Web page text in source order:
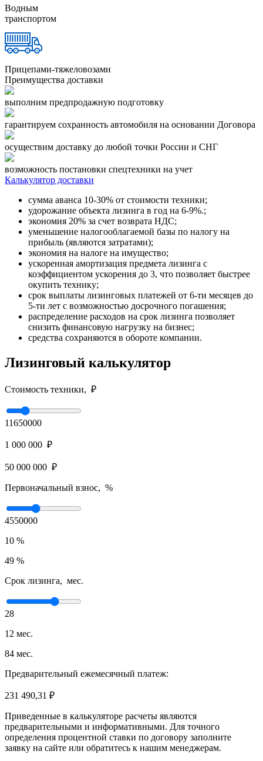
Водным
транспортом
Прицепами-тяжеловозами
Преимущества доставки
выполним предпродажную подготовку
гарантируем сохранность автомобиля на основании Договора
осуществим доставку до любой точки России и СНГ
возможность постановки спецтехники на учет
Калькулятор доставки
сумма аванса 10-30% от стоимости техники;
удорожание объекта лизинга в год на 6-9%.;
экономия 20% за счет возврата НДС;
уменьшение налогооблагаемой базы по налогу на
прибыль (являются затратами);
экономия на налоге на имущество;
ускоренная амортизация предмета лизинга с
коэффициентом ускорения до 3, что позволяет быстрее
окупить технику;
срок выплаты лизинговых платежей от 6-ти месяцев до
5-ти лет с возможностью досрочного погашения;
распределение расходов на срок лизинга позволяет
снизить финансовую нагрузку на бизнес;
средства сохраняются в обороте компании.
Лизинговый калькулятор
Стоимость техники, ₽
11650000
1 000 000 ₽
50 000 000 ₽
Первоначальный взнос, %
4550000
10 %
49 %
Срок лизинга, мес.
28
12 мес.
84 мес.
Предварительный ежемесячный платеж:
231 490,31 ₽
Приведенные в калькуляторе расчеты являются
предварительными и информативными. Для точного
определения процентной ставки по договору заполните
заявку на сайте или обратитесь к нашим менеджерам.